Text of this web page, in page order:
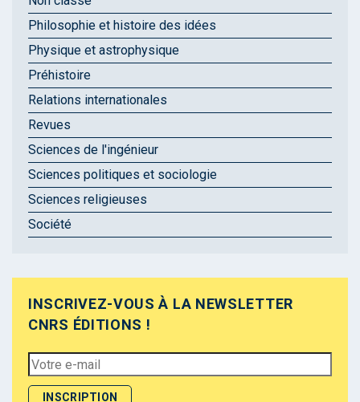
Philosophie et histoire des idées
Physique et astrophysique
Préhistoire
Relations internationales
Revues
Sciences de l'ingénieur
Sciences politiques et sociologie
Sciences religieuses
Société
INSCRIVEZ-VOUS À LA NEWSLETTER
CNRS ÉDITIONS !